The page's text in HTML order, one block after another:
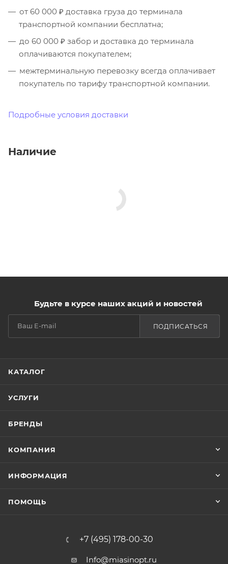
от 60 000 ₽ доставка груза до терминала
транспортной компании бесплатна;
до 60 000 ₽ забор и доставка до терминала
оплачиваются покупателем;
межтерминальную перевозку всегда оплачивает
покупатель по тарифу транспортной компании.
Подробные условия доставки
Наличие
Будьте в курсе наших акций и новостей
ПОДПИСАТЬСЯ
КАТАЛОГ
УСЛУГИ
БРЕНДЫ
КОМПАНИЯ
ИНФОРМАЦИЯ
ПОМОЩЬ
+7 (495) 178-00-30
Info@miasinopt.ru